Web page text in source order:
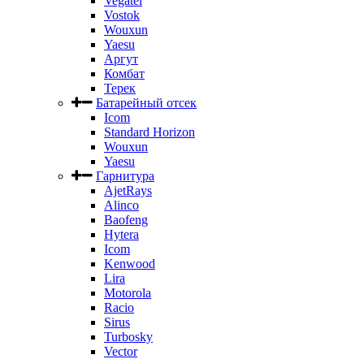
Vostok
Wouxun
Yaesu
Аргут
Комбат
Терек
Батарейный отсек
Icom
Standard Horizon
Wouxun
Yaesu
Гарнитура
AjetRays
Alinco
Baofeng
Hytera
Icom
Kenwood
Lira
Motorola
Racio
Sirus
Turbosky
Vector